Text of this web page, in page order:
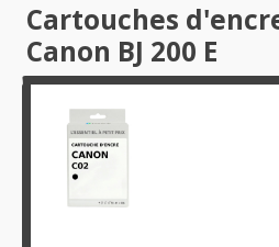
Cartouches
Canon BJ 200 E